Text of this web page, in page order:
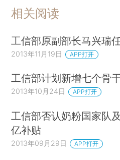
相关阅读
工信部原副部长马兴瑞
2013年11月19日 APP打开
工信部计划新增七个骨
2013年10月24日 APP打开
工信部否认奶粉国家队
亿补贴
2013年09月29日 APP打开